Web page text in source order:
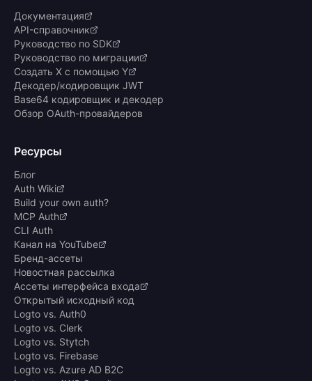
Документация
API-справочник
Руководство по SDK
Руководство по миграции
Создать X с помощью Y
Декодер/кодировщик JWT
Base64 кодировщик и декодер
Обзор OAuth-провайдеров
Ресурсы
Блог
Auth Wiki
Build your own auth?
MCP Auth
CLI Auth
Канал на YouTube
Бренд-ассеты
Новостная рассылка
Ассеты интерфейса входа
Открытый исходный код
Logto vs. Auth0
Logto vs. Clerk
Logto vs. Stytch
Logto vs. Firebase
Logto vs. Azure AD B2C